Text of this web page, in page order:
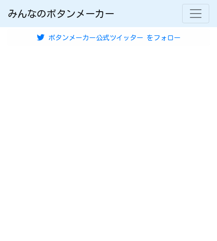
みんなのボタンメーカー
ボタンメーカー公式ツイッター をフォロー